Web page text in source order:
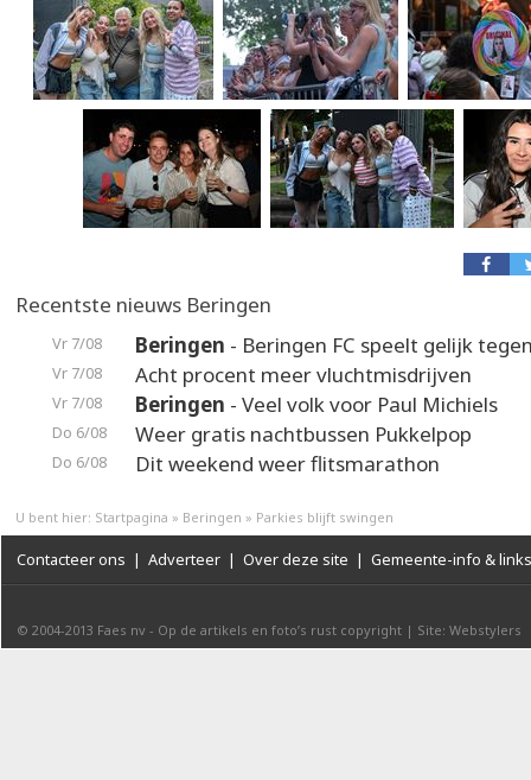
Recentste nieuws Beringen
Vr 7/08 Beringen - Beringen FC speelt gelijk
Vr 7/08 Acht procent meer vluchtmisdrijven
Vr 7/08 Beringen - Veel volk voor Paul Michiels
Do 6/08 Weer gratis nachtbussen Pukkelpop
Do 6/08 Dit weekend weer flitsmarathon
U bent hier: Startpagina » Beringen » Parkies blijft swingen
Contacteer ons | Adverteer | Over deze site | Gemeente-info & links
© 2004-2013 Faes nv - Op de artikels en foto’s rust copyright | Site: Webstylers